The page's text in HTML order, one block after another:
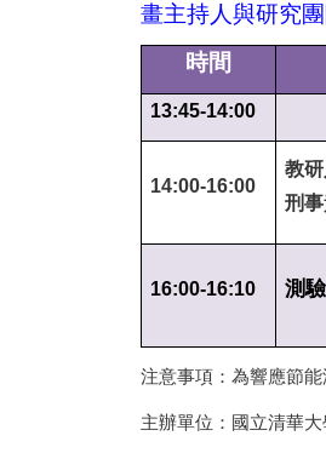
畫主持人與研究
時間
13:45-14:00
14:00-16:00
教
刑
16:00-16:10 測驗
注意事項：為響應節
主辦單位：國立清華